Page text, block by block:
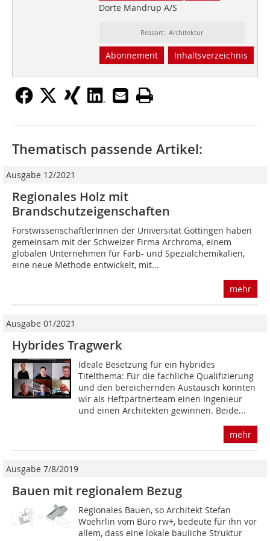
Dorte Mandrup A/S
Ressort: Architektur
Abonnement Inhaltsverzeichnis
Thematisch passende Artikel:
Ausgabe 12/2021
Regionales Holz mit
Brandschutzeigenschaften
ForstwissenschaftlerInnen der Universität Göttingen haben
gemeinsam mit der Schweizer Firma Archroma, einem
globalen Unternehmen für Farb- und Spezialchemikalien,
eine neue Methode entwickelt, mit...
mehr
Ausgabe 01/2021
Hybrides Tragwerk
Ideale Besetzung für ein hybrides
Titelthema: Für die fachliche Qualifizierung
und den bereichernden Austausch konnten
wir als Heftpartnerteam einen Ingenieur
und einen Architekten gewinnen. Beide...
mehr
Ausgabe 7/8/2019
Bauen mit regionalem Bezug
Regionales Bauen, so Architekt Stefan
Woehrlin vom Büro rw+, bedeute für ihn vor
allem, dass eine lokale bauliche Struktur